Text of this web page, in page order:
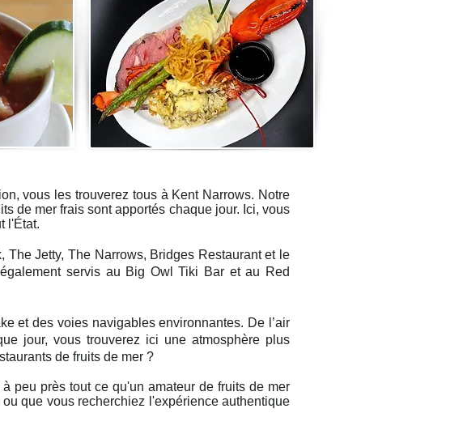
vous les trouverez tous à Kent Narrows. Notre
de mer frais sont apportés chaque jour. Ici, vous
l'État.
Jetty, The Narrows, Bridges Restaurant et le
servis au Big Owl Tiki Bar et au Red
et des voies navigables environnantes. De l’air
jour, vous trouverez ici une atmosphère plus
de fruits de mer ?
peu près tout ce qu'un amateur de fruits de mer
que vous recherchiez l'expérience authentique